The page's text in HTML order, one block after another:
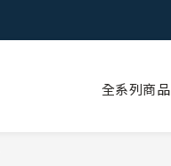
全系列商品